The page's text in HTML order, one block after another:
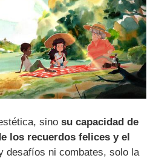
sinosu capacidad de
los recuerdos felices y el
desafíos ni combates, solo la